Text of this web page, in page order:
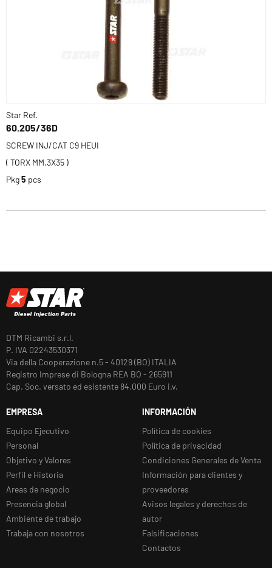
Star Ref.
60.205/36D
SCREW INJ/CAT C9 HEUI
( TORX MM.3X35 )
Pkg5 pcs
DTM Ricambi s.r.l.
P. IVA 02243530371
Via della Cooperazione n.5 - 40129 (BO) ITALIA
Registro Imprese di Bologna REA BO - 265911
Cap. Soc. versato ed esistente 84.000 Euro i.v.
EMPRESA
Equipo Ejecutivo
Personal
Objetivo y Valores
Perfil e Historia
Areas de negocio
Presencia global
Ambiente de trabajo
Trabaja con nosotros
INFORMACIÓN
Política de cookies
Política de privacidad
Condiciones Generales de Venta
Información para clientes y
proveedores
Avisos legales y derechos de
autor
Falsificaciones
Contactos